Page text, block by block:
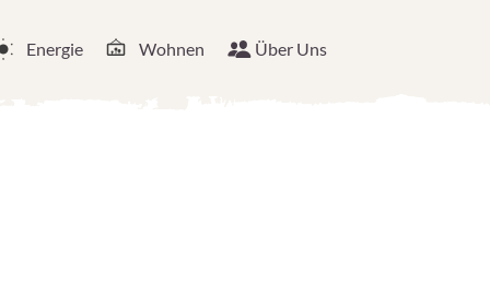
Energie Wohnen Über Uns